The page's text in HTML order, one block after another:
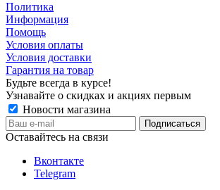
Политика
Информация
Помощь
Условия оплаты
Условия доставки
Гарантия на товар
Будьте всегда в курсе!
Узнавайте о скидках и акциях первым
Новости магазина
Оставайтесь на связи
Вконтакте
Telegram